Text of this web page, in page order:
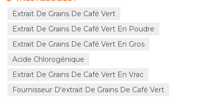
Extrait De Grains De Café Vert
Extrait De Grains De Café Vert En Poudre
Extrait De Grains De Café Vert En Gros
Acide Chlorogénique
Extrait De Grains De Café Vert En Vrac
Fournisseur D'extrait De Grains De Café Vert